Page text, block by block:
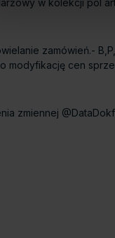
w kolekcji pól
zamówień.-
modyfikację cen
zmiennej